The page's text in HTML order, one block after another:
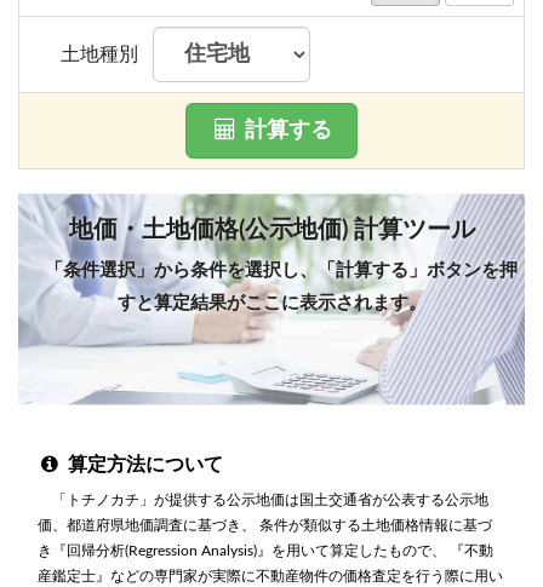
土地種別
計算する
地価・土地価格(公示地価) 計算ツール
「条件選択」から条件を選択し、「計算する」ボタンを押
すと算定結果がここに表示されます。
算定方法について
「トチノカチ」が提供する公示地価は国土交通省が公表する公示地
価、都道府県地価調査に基づき、 条件が類似する土地価格情報に基づ
き『回帰分析(Regression Analysis)』を用いて算定したもので、 『不動
産鑑定士』などの専門家が実際に不動産物件の価格査定を行う際に用い